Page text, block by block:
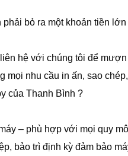
bỏ ra một khoản tiền
hệ với chúng tôi để
mọi nhu cầu in ấn, sao
của Thanh Bình ?
– phù hợp với mọi quy
bảo trì định kỳ đảm bảo